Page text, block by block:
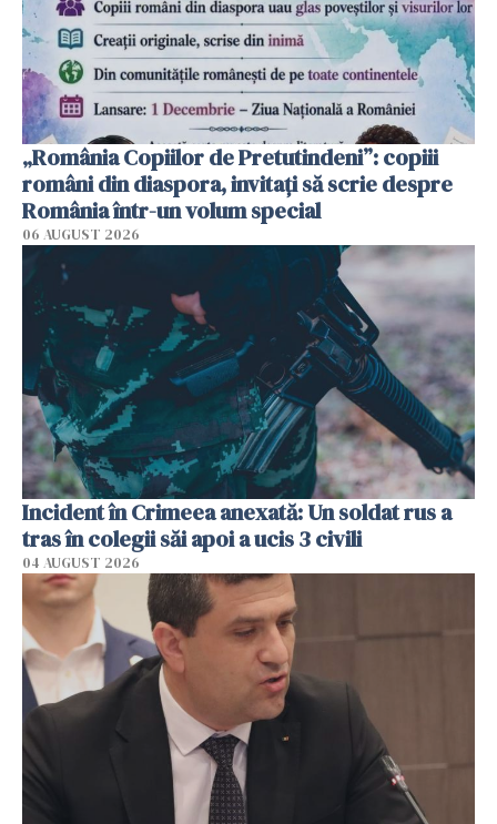
„România Copiilor de Pretutindeni”: copiii
români din diaspora, invitați să scrie despre
România într-un volum special
06 AUGUST 2026
Incident în Crimeea anexată: Un soldat rus a
tras în colegii săi apoi a ucis 3 civili
04 AUGUST 2026